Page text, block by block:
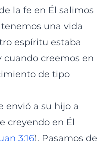
la fe en Él salimos
una vida
espíritu estaba
cuando creemos en
de tipo
envió a su hijo a
creyendo en Él
3:16). Pasamos de